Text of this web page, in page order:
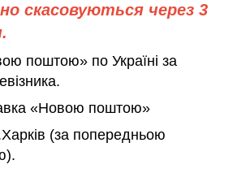
скасовуються через 3
поштою» по Україні за
«Новою поштою»
(за попередньою